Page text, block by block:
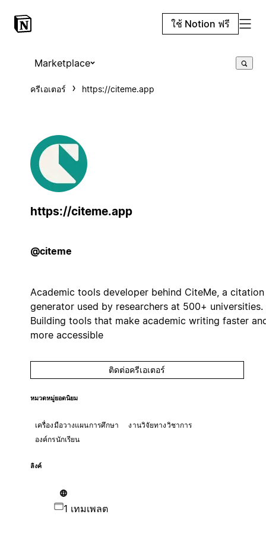
ใช้ Notion ฟรี
Marketplace
ครีเอเตอร์ https://citeme.app
https://citeme.app
@citeme
Academic tools developer behind CiteMe, a citation
generator used by researchers at 500+ universities.
Building tools that make academic writing faster
more accessible
ติดต่อครีเอเตอร์
หมวดหมู่ยอดนิยม
เครื่องมือวางแผนการศึกษา
งานวิจัยทางวิชาการ
องค์กรนักเรียน
ลิงค์
1 เทมเพลต